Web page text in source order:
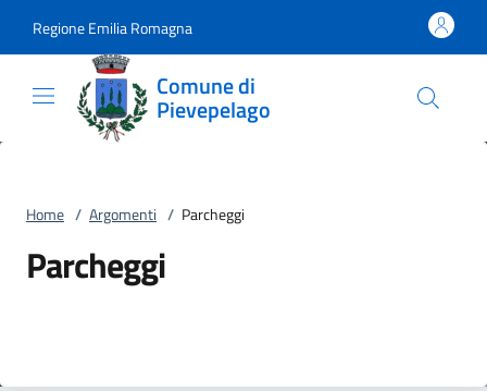
Regione Emilia Romagna
Comune di
Pievepelago
Home / Argomenti / Parcheggi
Parcheggi